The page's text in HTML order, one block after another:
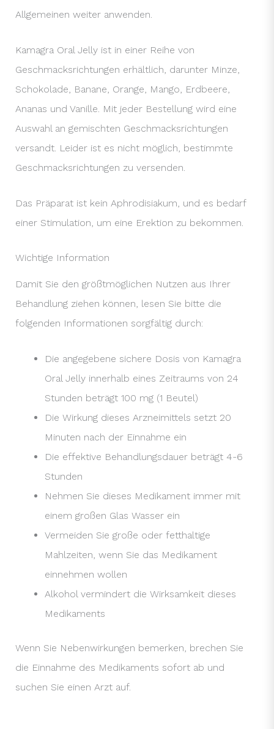
Allgemeinen weiter anwenden.
Kamagra Oral Jelly ist in einer Reihe von
Geschmacksrichtungen erhältlich, darunter Minze,
Schokolade, Banane, Orange, Mango, Erdbeere,
Ananas und Vanille. Mit jeder Bestellung wird eine
Auswahl an gemischten Geschmacksrichtungen
versandt. Leider ist es nicht möglich, bestimmte
Geschmacksrichtungen zu versenden.
Das Präparat ist kein Aphrodisiakum, und es bedarf
einer Stimulation, um eine Erektion zu bekommen.
Wichtige Information
Damit Sie den größtmöglichen Nutzen aus Ihrer
Behandlung ziehen können, lesen Sie bitte die
folgenden Informationen sorgfältig durch:
Die angegebene sichere Dosis von Kamagra
Oral Jelly innerhalb eines Zeitraums von 24
Stunden beträgt 100 mg (1 Beutel)
Die Wirkung dieses Arzneimittels setzt 20
Minuten nach der Einnahme ein
Die effektive Behandlungsdauer beträgt 4-6
Stunden
Nehmen Sie dieses Medikament immer mit
einem großen Glas Wasser ein
Vermeiden Sie große oder fetthaltige
Mahlzeiten, wenn Sie das Medikament
einnehmen wollen
Alkohol vermindert die Wirksamkeit dieses
Medikaments
Wenn Sie Nebenwirkungen bemerken, brechen Sie
die Einnahme des Medikaments sofort ab und
suchen Sie einen Arzt auf.